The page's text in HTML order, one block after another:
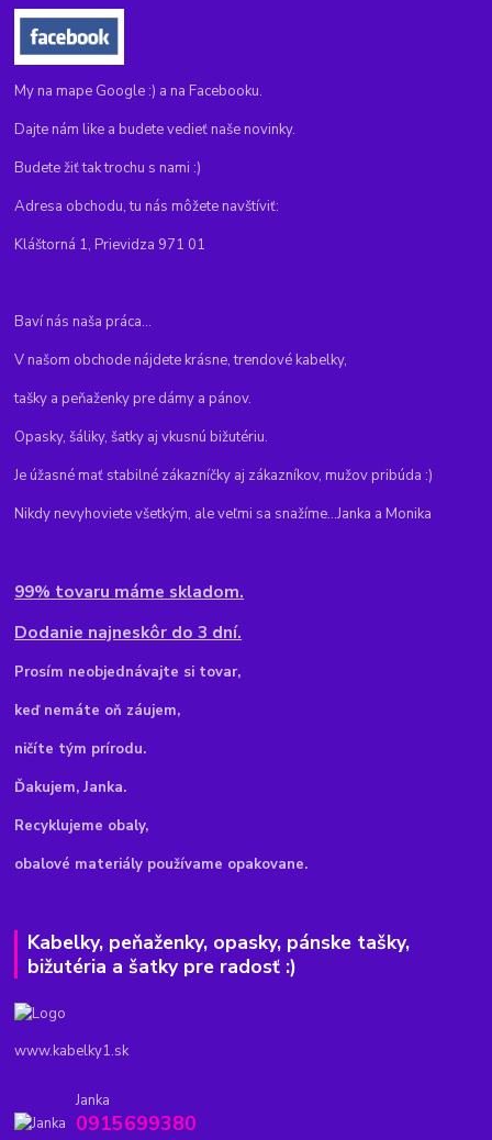
My na mape Google :) a na Facebooku.
Dajte nám like a budete vedieť naše novinky.
Budete žiť tak trochu s nami :)
Adresa obchodu, tu nás môžete navštíviť:
Kláštorná 1, Prievidza 971 01
Baví nás naša práca...
V našom obchode nájdete krásne, trendové kabelky,
tašky a peňaženky pre dámy a pánov.
Opasky, šáliky, šatky aj vkusnú bižutériu.
Je úžasné mať stabilné zákazníčky aj zákazníkov, mužov pribúda :)
Nikdy nevyhoviete všetkým, ale veľmi sa snažíme...Janka a Monika
99% tovaru máme skladom.
Dodanie najneskôr do 3 dní.
Prosím neobjednávajte si tovar,
keď nemáte oň záujem,
ničíte tým prírodu.
Ďakujem, Janka.
Recyklujeme obaly,
obalové materiály používame opakovane.
Kabelky, peňaženky, opasky, pánske tašky,
bižutéria a šatky pre radosť :)
www.kabelky1.sk
Janka
0915699380